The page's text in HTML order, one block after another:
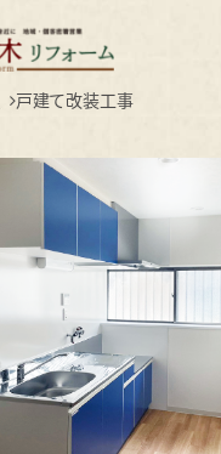
戸建て改装工事